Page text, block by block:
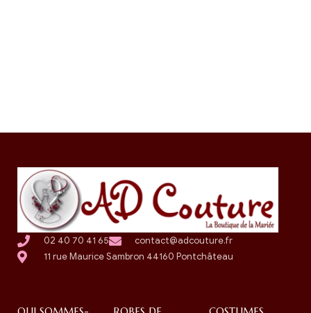
02 40 70 41 65
contact@adcouture.fr
11 rue Maurice Sambron 44160 Pontchâteau